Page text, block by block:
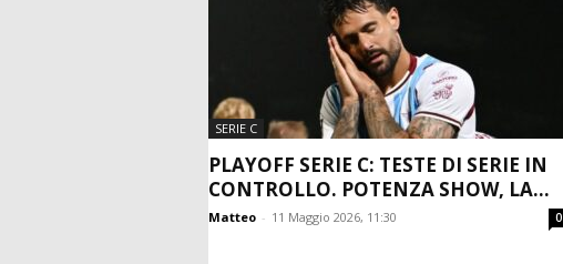
SERIE C
PLAYOFF SERIE C: TESTE DI SERIE IN
CONTROLLO. POTENZA SHOW, LA...
Matteo - 11 Maggio 2026, 11:30 0